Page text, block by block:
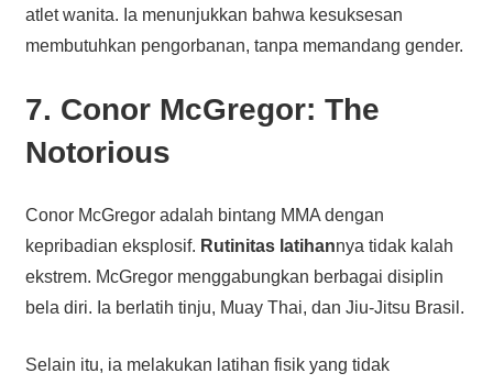
atlet wanita. Ia menunjukkan bahwa kesuksesan
membutuhkan pengorbanan, tanpa memandang gender.
7. Conor McGregor: The
Notorious
Conor McGregor adalah bintang MMA dengan
kepribadian eksplosif. Rutinitas latihannya tidak kalah
ekstrem. McGregor menggabungkan berbagai disiplin
bela diri. Ia berlatih tinju, Muay Thai, dan Jiu-Jitsu Brasil.
Selain itu, ia melakukan latihan fisik yang tidak